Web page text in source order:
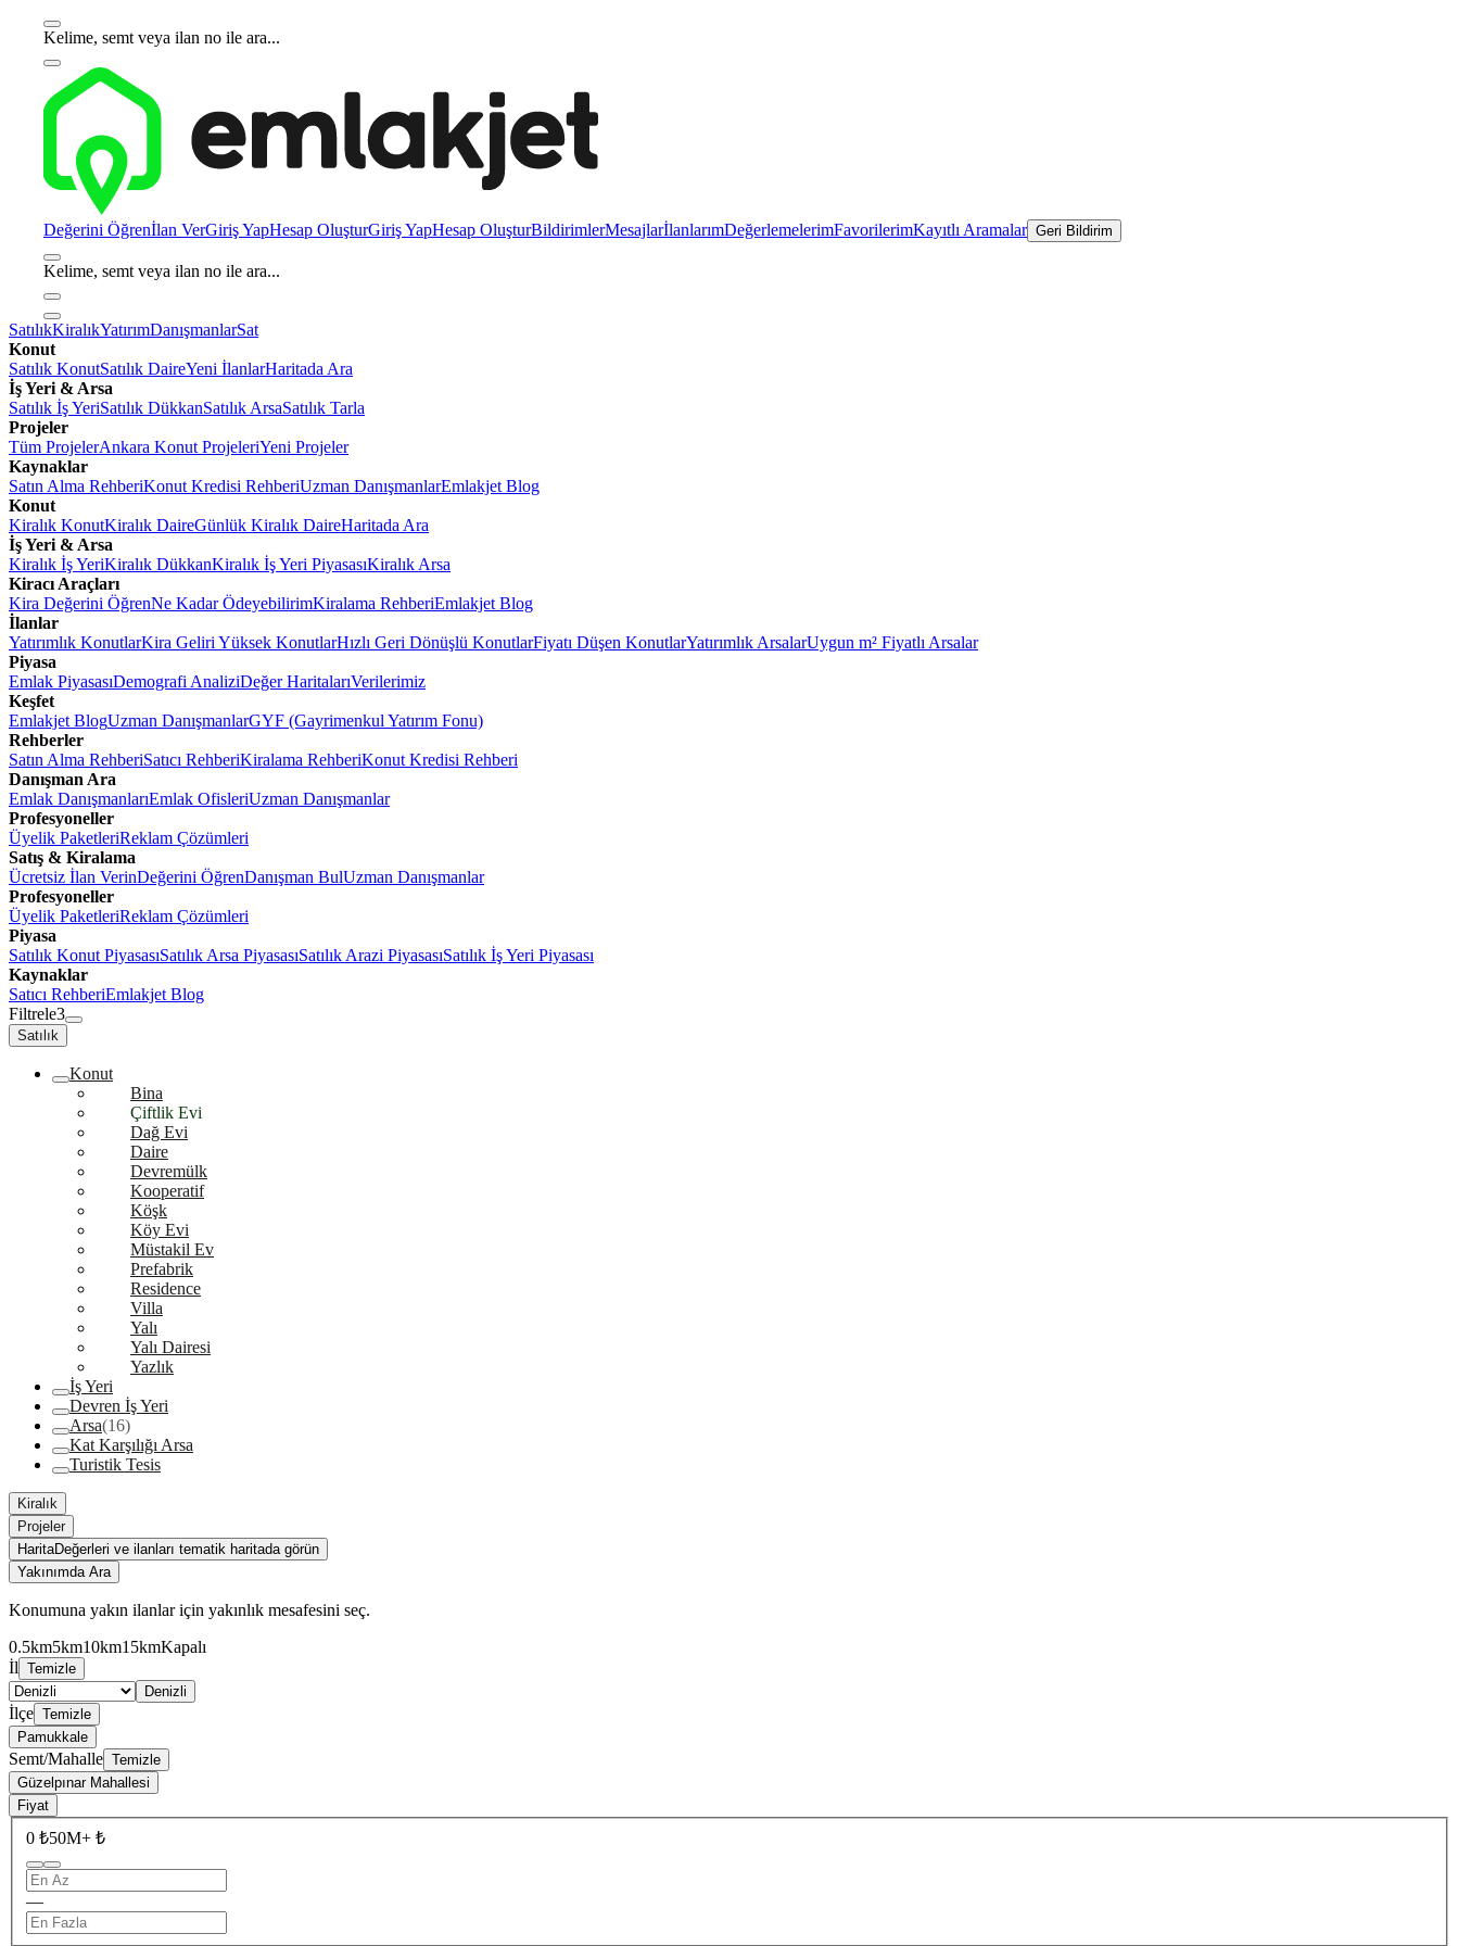
Kelime, semt veya ilan no ile ara...
Değerini Öğrenİlan VerGiriş YapHesap OluşturGiriş YapHesap OluşturBildirimlerMesajlarİlanlarımDeğerlemelerimFavorilerimKayıtlı Aramalar Geri Bildirim
Kelime, semt veya ilan no ile ara...
SatılıkKiralıkYatırımDanışmanlarSat
Konut
Satılık KonutSatılık DaireYeni İlanlarHaritada Ara
İş Yeri & Arsa
Satılık İş YeriSatılık DükkanSatılık ArsaSatılık Tarla
Projeler
Tüm ProjelerAnkara Konut ProjeleriYeni Projeler
Kaynaklar
Satın Alma RehberiKonut Kredisi RehberiUzman DanışmanlarEmlakjet Blog
Konut
Kiralık KonutKiralık DaireGünlük Kiralık DaireHaritada Ara
İş Yeri & Arsa
Kiralık İş YeriKiralık DükkanKiralık İş Yeri PiyasasıKiralık Arsa
Kiracı Araçları
Kira Değerini ÖğrenNe Kadar ÖdeyebilirimKiralama RehberiEmlakjet Blog
İlanlar
Yatırımlık KonutlarKira Geliri Yüksek KonutlarHızlı Geri Dönüşlü KonutlarFiyatı Düşen KonutlarYatırımlık ArsalarUygun m² Fiyatlı Arsalar
Piyasa
Emlak PiyasasıDemografi AnaliziDeğer HaritalarıVerilerimiz
Keşfet
Emlakjet BlogUzman DanışmanlarGYF (Gayrimenkul Yatırım Fonu)
Rehberler
Satın Alma RehberiSatıcı RehberiKiralama RehberiKonut Kredisi Rehberi
Danışman Ara
Emlak DanışmanlarıEmlak OfisleriUzman Danışmanlar
Profesyoneller
Üyelik PaketleriReklam Çözümleri
Satış & Kiralama
Ücretsiz İlan VerinDeğerini ÖğrenDanışman BulUzman Danışmanlar
Profesyoneller
Üyelik PaketleriReklam Çözümleri
Piyasa
Satılık Konut PiyasasıSatılık Arsa PiyasasıSatılık Arazi PiyasasıSatılık İş Yeri Piyasası
Kaynaklar
Satıcı RehberiEmlakjet Blog
Filtrele3
Satılık
Konut
Bina
Çiftlik Evi
Dağ Evi
Daire
Devremülk
Kooperatif
Köşk
Köy Evi
Müstakil Ev
Prefabrik
Residence
Villa
Yalı
Yalı Dairesi
Yazlık
İş Yeri
Devren İş Yeri
Arsa(16)
Kat Karşılığı Arsa
Turistik Tesis
Kiralık
Projeler
HaritaDeğerleri ve ilanları tematik haritada görün
Yakınımda Ara
Konumuna yakın ilanlar için yakınlık mesafesini seç.
0.5km5km10km15kmKapalı
İl Temizle
Denizli
İlçe Temizle
Pamukkale
Semt/Mahalle Temizle
Güzelpınar Mahallesi
Fiyat
0 ₺50M+ ₺
—